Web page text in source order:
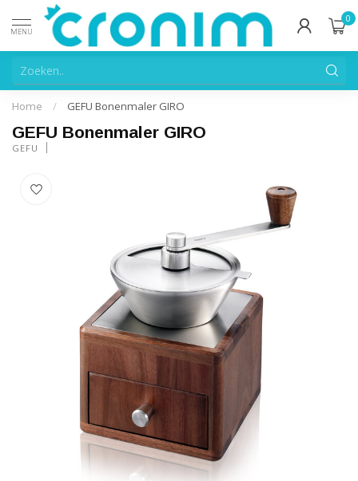
MENU
0
Home / GEFU Bonenmaler GIRO
GEFU Bonenmaler GIRO
GEFU